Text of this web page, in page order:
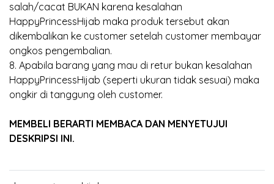
salah/cacat BUKAN karena kesalahan
HappyPrincessHijab maka produk tersebut akan
dikembalikan ke customer setelah customer membayar
ongkos pengembalian.
8. Apabila barang yang mau di retur bukan kesalahan
HappyPrincessHijab (seperti ukuran tidak sesuai) maka
ongkir di tanggung oleh customer.
MEMBELI BERARTI MEMBACA DAN MENYETUJUI
DESKRIPSI INI.